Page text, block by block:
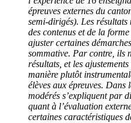
épreuves externes du
semi-dirigés). Les résultats
des contenus et de la
ajuster certaines
sommative. Par contre, ils
résultats, et les
manière plutôt
élèves aux épreuves. Dans
modérés s’expliquent par
quant à l’évaluation
certaines caractéristiques